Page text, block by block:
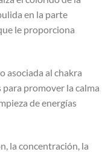
en la parte
le proporciona
asociada al chakra
promover la calma
de energías
la concentración, la